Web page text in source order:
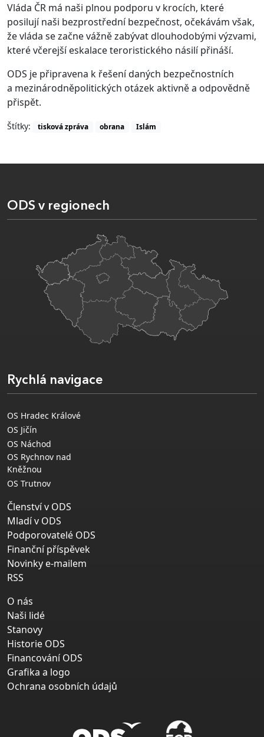
Vláda ČR má naši plnou podporu v krocích, které
posilují naši bezprostřední bezpečnost, očekávám však,
že vláda se začne vážně zabývat dlouhodobými výzvami,
které včerejší eskalace teroristického násilí přináší.
ODS je připravena k řešení daných bezpečnostních
a mezinárodněpolitických otázek aktivně a odpovědně
přispět.
Štítky: tisková zpráva obrana Islám
ODS v regionech
Rychlá navigace
OS Hradec Králové
OS Jičín
OS Náchod
OS Rychnov nad
Kněžnou
OS Trutnov
Členství v ODS
Mladí v ODS
Podporovatelé ODS
Finanční příspěvek
Novinky e-mailem
RSS
O nás
Naši lidé
Stanovy
Historie ODS
Financování ODS
Grafika a logo
Ochrana osobních údajů